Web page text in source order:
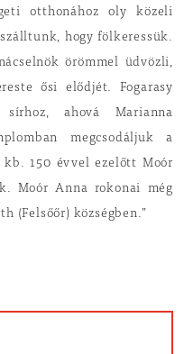
otthonához oly közeli
hogy fölkeressük.
örömmel üdvözli,
ősi elődjét. Fogarasy
ahová Marianna
megcsodáljuk a
150 évvel ezelőtt Moór
Moór Anna rokonai még
(Felsőőr) községben.”